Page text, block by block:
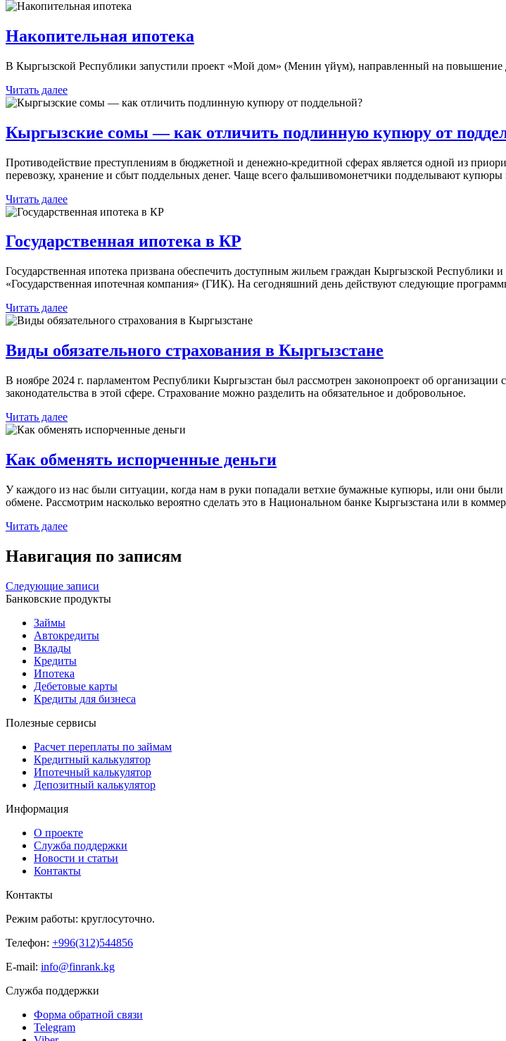
Накопительная ипотека
В Кыргызской Республики запустили проект «Мой дом» (Менин үйүм), направленный на повышение
Читать далее
Кыргызские сомы — как отличить подлинную купюру от
Противодействие преступлениям в бюджетной и денежно-кредитной сферах является одной из
перевозку, хранение и сбыт поддельных денег. Чаще всего фальшивомонетчики подделывают купюры
Читать далее
Государственная ипотека в КР
Государственная ипотека призвана обеспечить доступным жильем граждан Кыргызской
«Государственная ипотечная компания» (ГИК). На сегодняшний день действуют следующие
Читать далее
Виды обязательного страхования в Кыргызстане
В ноябре 2024 г. парламентом Республики Кыргызстан был рассмотрен законопроект об организации
законодательства в этой сфере. Страхование можно разделить на обязательное и добровольное.
Читать далее
Как обменять испорченные деньги
У каждого из нас были ситуации, когда нам в руки попадали ветхие бумажные купюры, или они
обмене. Рассмотрим насколько вероятно сделать это в Национальном банке Кыргызстана или в
Читать далее
Навигация по записям
Следующие записи
Банковские продукты
Займы
Автокредиты
Вклады
Кредиты
Ипотека
Дебетовые карты
Кредиты для бизнеса
Полезные сервисы
Расчет переплаты по займам
Кредитный калькулятор
Ипотечный калькулятор
Депозитный калькулятор
Информация
О проекте
Служба поддержки
Новости и статьи
Контакты
Контакты
Режим работы: круглосуточно.
Телефон: +996(312)544856
E-mail: info@finrank.kg
Служба поддержки
Форма обратной связи
Telegram